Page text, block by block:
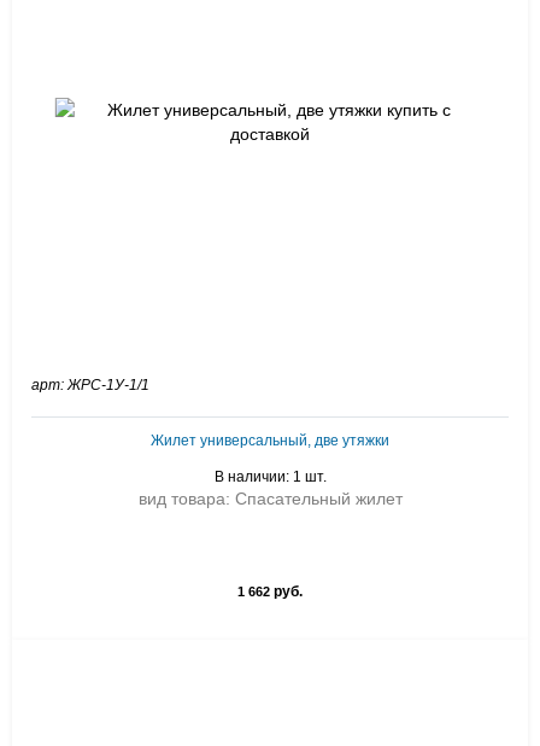
арт: ЖРС-1У-1/1
Жилет универсальный, две утяжки
В наличии: 1 шт.
вид товара: Спасательный жилет
1 662 руб.